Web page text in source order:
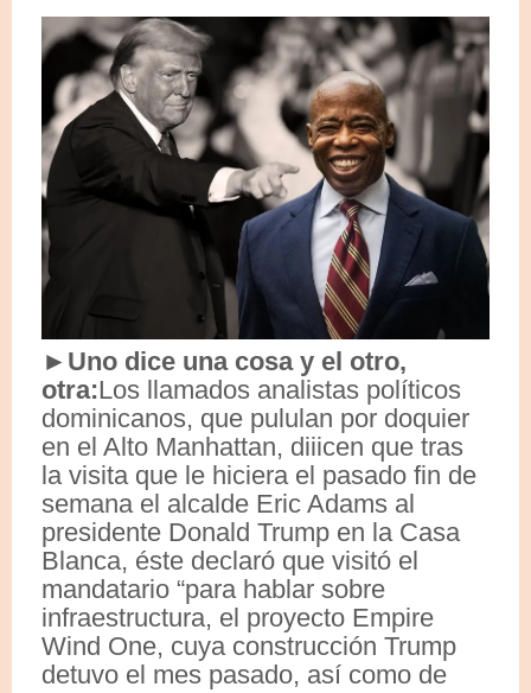
►Uno dice una cosa y el otro,
otra:Los llamados analistas políticos
dominicanos, que pululan por doquier
en el Alto Manhattan, diiicen que tras
la visita que le hiciera el pasado fin de
semana el alcalde Eric Adams al
presidente Donald Trump en la Casa
Blanca, éste declaró que visitó el
mandatario “para hablar sobre
infraestructura, el proyecto Empire
Wind One, cuya construcción Trump
detuvo el mes pasado, así como de